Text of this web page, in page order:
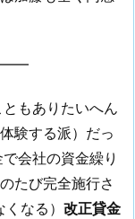
もありたいへん
験する派）だっ
会社の資金繰り
たび完全施行さ
なる） 改正貸金